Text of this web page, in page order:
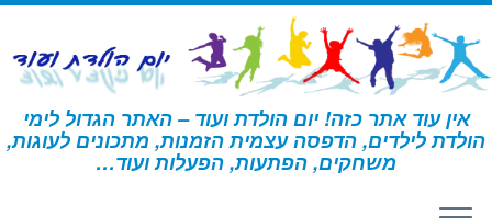
דלג
לתוכן
אין עוד אתר כזה! יום הולדת ועוד – האתר הגדול לימי
הולדת לילדים, הדפסה עצמית הזמנות, מתכונים לעוגות,
משחקים, הפתעות, הפעלות ועוד… דף הבית » הדפסות – בעלי חיים 2 » עמוד 87